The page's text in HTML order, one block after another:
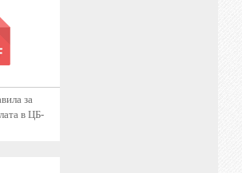
за
в ЦБ-